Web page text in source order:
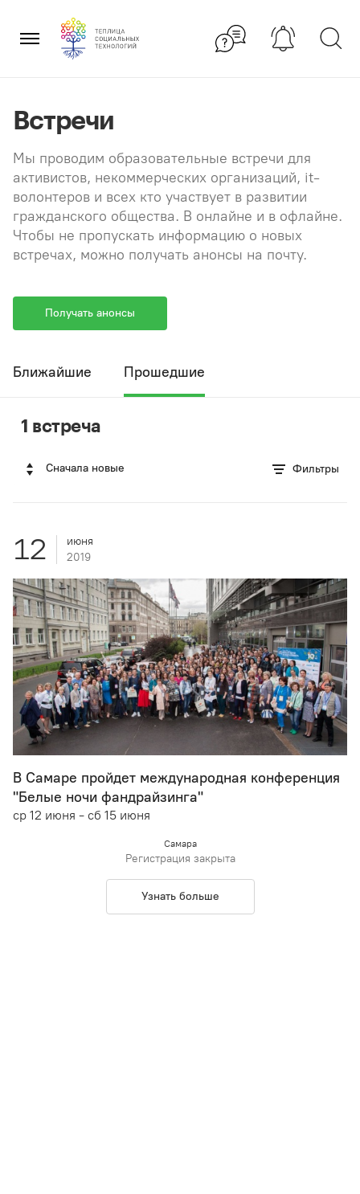
содержанию
×
Встречи
Мы проводим образовательные встречи для
активистов, некоммерческих организаций, it-
волонтеров и всех кто участвует в развитии
гражданского общества. В онлайне и в офлайне.
Чтобы не пропускать информацию о новых
встречах, можно получать анонсы на почту.
Получать анонсы
Ближайшие Прошедшие
1 встреча
Сначала новые Фильтры
12
июня
2019
В Самаре пройдет международная конференция
"Белые ночи фандрайзинга"
ср 12 июня - сб 15 июня
Самара
Регистрация закрыта
Узнать больше